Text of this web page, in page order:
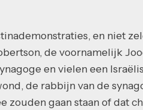
en niet
de voornamelijk
en vielen een
de rabbijn van de
zouden gaan staan of dat